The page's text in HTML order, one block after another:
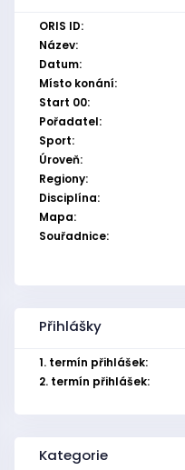
ORIS ID:
Název:
Datum:
Místo konání:
Start 00:
Pořadatel:
Sport:
Úroveň:
Regiony:
Disciplína:
Mapa:
Souřadnice:
Přihlášky
1. termín přihlášek:
2. termín přihlášek:
Kategorie